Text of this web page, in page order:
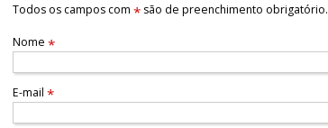
Todos os campos com *são de preenchimento obrigatório.
Nome *
E-mail *